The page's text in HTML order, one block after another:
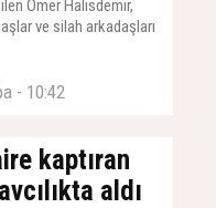
Ömer Halisdemir,
ve silah arkadaşları
- 10:42
kaptıran
aldı